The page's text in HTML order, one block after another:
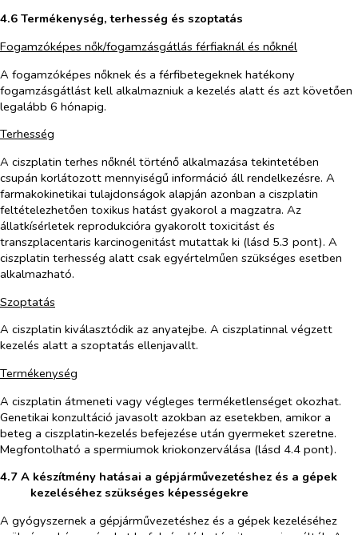
4.6 Termékenység, terhesség és szoptatás
Fogamzóképes nők/fogamzásgátlás férfiaknál és nőknél
A fogamzóképes nőknek és a férfibetegeknek hatékony
fogamzásgátlást kell alkalmazniuk a kezelés alatt és azt követően
legalább 6 hónapig.
Terhesség
A ciszplatin terhes nőknél történő alkalmazása tekintetében
csupán korlátozott mennyiségű információ áll rendelkezésre. A
farmakokinetikai tulajdonságok alapján azonban a ciszplatin
feltételezhetően toxikus hatást gyakorol a magzatra. Az
állatkísérletek reprodukcióra gyakorolt toxicitást és
transzplacentaris karcinogenitást mutattak ki (lásd 5.3 pont). A
ciszplatin terhesség alatt csak egyértelműen szükséges esetben
alkalmazható.
Szoptatás
A ciszplatin kiválasztódik az anyatejbe. A ciszplatinnal végzett
kezelés alatt a szoptatás ellenjavallt.
Termékenység
A ciszplatin átmeneti vagy végleges terméketlenséget okozhat.
Genetikai konzultáció javasolt azokban az esetekben, amikor a
beteg a ciszplatin‑kezelés befejezése után gyermeket szeretne.
Megfontolható a spermiumok kriokonzerválása (lásd 4.4 pont).
4.7 A készítmény hatásai a gépjárművezetéshez és a gépek
kezeléséhez szükséges képességekre
A gyógyszernek a gépjárművezetéshez és a gépek kezeléséhez